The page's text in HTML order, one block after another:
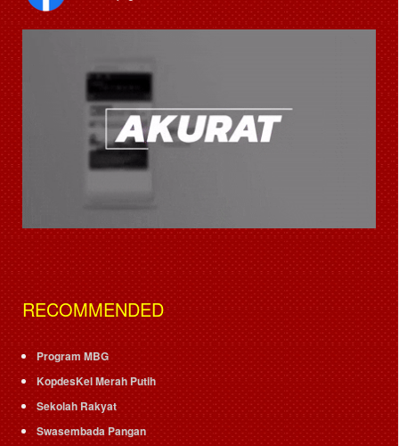
RECOMMENDED
Program MBG
KopdesKel Merah Putih
Sekolah Rakyat
Swasembada Pangan